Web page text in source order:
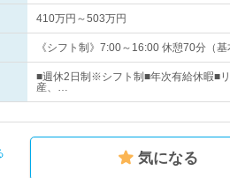
410万円～503万円
《シフト制》7:00～16:00 休憩70分（
■週休2日制※シフト制■年次有給休暇■
産、…
気になる